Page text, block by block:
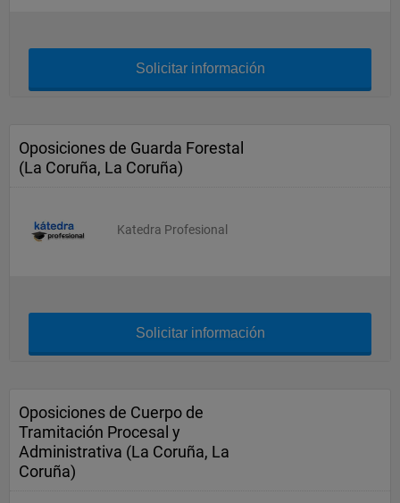
Solicitar información
Oposiciones de Guarda Forestal
(La Coruña, La Coruña)
Katedra Profesional
Solicitar información
Oposiciones de Cuerpo de
Tramitación Procesal y
Administrativa (La Coruña, La
Coruña)